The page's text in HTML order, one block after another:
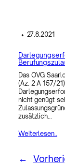
• 27.8.2021
Das OVG
(Az. 2 A 157/
nicht genügt
zusätzlich…
Weiterlesen..
←